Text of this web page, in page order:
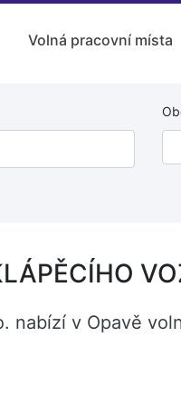
Volná pracovní místa
nabízí v Opavě